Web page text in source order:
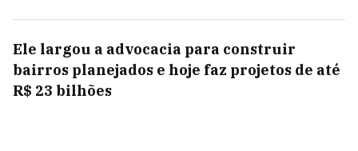
Ele largou a advocacia para construir
bairros planejados e hoje faz projetos de até
R$ 23 bilhões